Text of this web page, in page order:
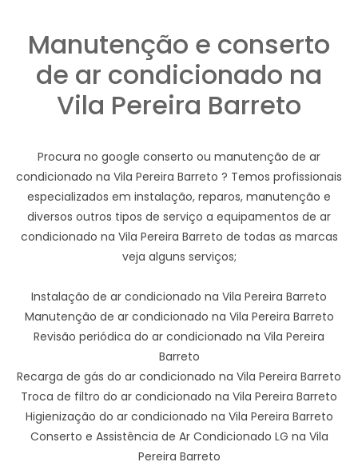
Manutenção e conserto
de ar condicionado na
Vila Pereira Barreto
Procura no google conserto ou manutenção de ar
condicionado na Vila Pereira Barreto ? Temos profissionais
especializados em instalação, reparos, manutenção e
diversos outros tipos de serviço a equipamentos de ar
condicionado na Vila Pereira Barreto de todas as marcas
veja alguns serviços;
Instalação de ar condicionado na Vila Pereira Barreto
Manutenção de ar condicionado na Vila Pereira Barreto
Revisão periódica do ar condicionado na Vila Pereira
Barreto
Recarga de gás do ar condicionado na Vila Pereira Barreto
Troca de filtro do ar condicionado na Vila Pereira Barreto
Higienização do ar condicionado na Vila Pereira Barreto
Conserto e Assistência de Ar Condicionado LG na Vila
Pereira Barreto